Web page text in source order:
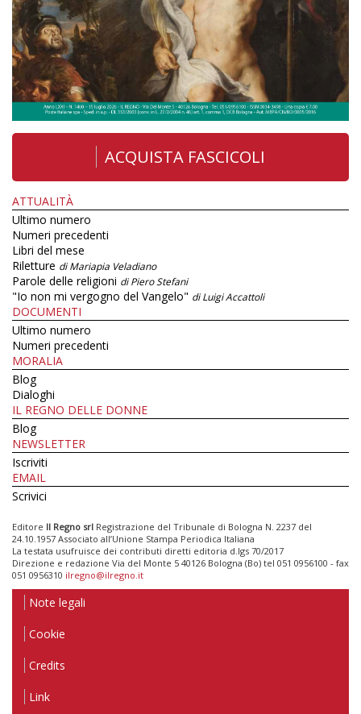
ACQUISTA FASCICOLI
ATTUALITÀ
Ultimo numero
Numeri precedenti
Libri del mese
Riletture di Mariapia Veladiano
Parole delle religioni di Piero Stefani
"Io non mi vergogno del Vangelo" di Luigi Accattoli
DOCUMENTI
Ultimo numero
Numeri precedenti
MORALIA
Blog
Dialoghi
IL REGNO DELLE DONNE
Blog
NEWSLETTER
Iscriviti
EMAIL
Scrivici
Editore Il Regno srl Registrazione del Tribunale di Bologna N. 2237 del
24.10.1957 Associato all’Unione Stampa Periodica Italiana
La testata usufruisce dei contributi diretti editoria d.lgs 70/2017
Direzione e redazione Via del Monte 5 40126 Bologna (Bo) tel 051 0956100 - fax
051 0956310 ilregno@ilregno.it
Note legali
Cookie
Credits
Link